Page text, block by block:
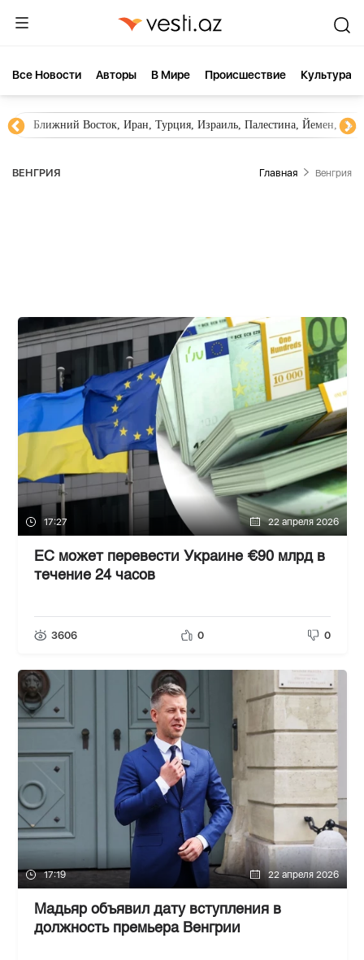
Все Новости Aвторы В Мире Происшествие Культура
Новости Азербайджана Южный Кавказ,
ВЕНГРИЯ Главная Венгрия
17:27 22 апреля 2026
ЕС может перевести Украине €90 млрд в
течение 24 часов
3606 0 0
17:19 22 апреля 2026
Мадьяр объявил дату вступления в
должность премьера Венгрии